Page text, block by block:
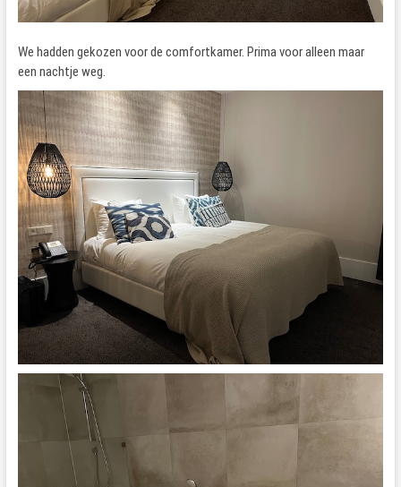
We hadden gekozen voor de comfortkamer. Prima voor alleen maar
een nachtje weg.